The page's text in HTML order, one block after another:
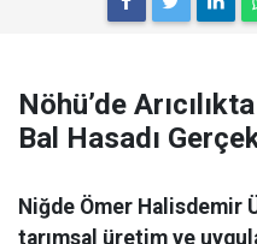
Nöhü’de
Bal Hasadı
Niğde Ömer Halisdemir
tarımsal üretim ve